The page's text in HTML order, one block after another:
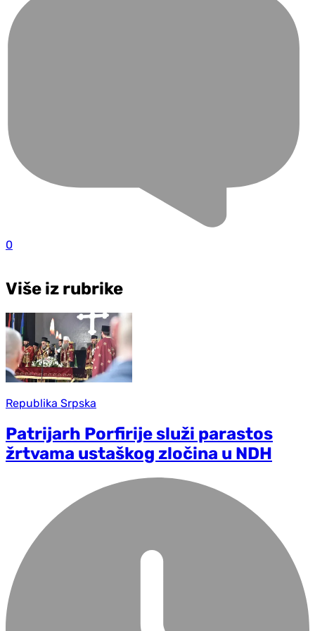
0
Više iz rubrike
Republika Srpska
Patrijarh Porfirije služi parastos
žrtvama ustaškog zločina u NDH